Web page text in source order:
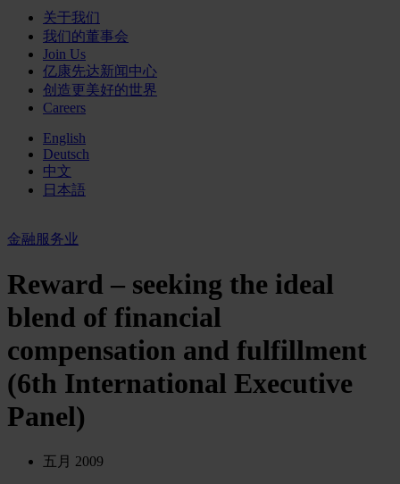
关于我们
我们的董事会
Join Us
亿康先达新闻中心
创造更美好的世界
Careers
English
Deutsch
中文
日本語
金融服务业
Reward – seeking the ideal
blend of financial
compensation and fulfillment
(6th International Executive
Panel)
五月 2009